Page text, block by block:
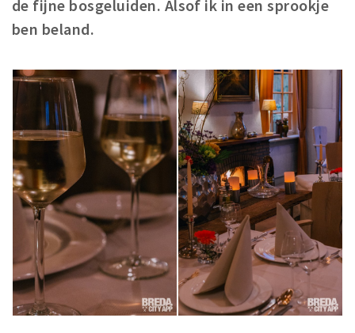
Privacy
de fijne bosgeluiden. Alsof ik in een sprookje
ben beland.